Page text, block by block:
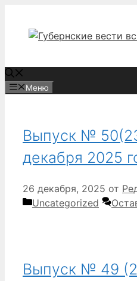
содержимому
Меню
Выпуск №
декабря 2025
26 декабря, 2025 от
Рубрики
Uncategorized
Выпуск № 49